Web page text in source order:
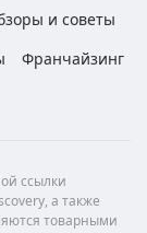
и советы
Франчайзинг
ссылки
а также
товарными